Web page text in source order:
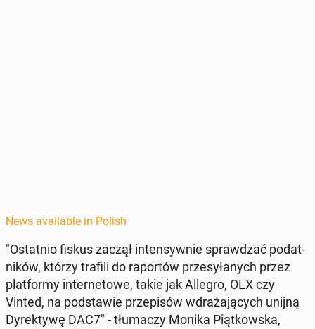
News available in Polish
"Os­tat­nio fiskus zaczął in­ten­sy­wnie sprawdzać po­dat­
ników, którzy trafili do ra­portów przesyłanych przez
plat­formy in­ter­ne­towe, takie jak Allegro, OLX czy
Vinted, na pod­staw­ie przepisów wdraża­ją­cych unijną
Dyrek­ty­wę DAC7" - tłu­maczy Monika Piątkows­ka,